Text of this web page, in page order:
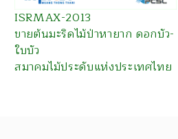
ISRMAX-2013
ขายต้นมะริดไม้ป่าหายาก ดอกบัว-
ใบบัว
สมาคมไม้ประดับแห่งประเทศไทย